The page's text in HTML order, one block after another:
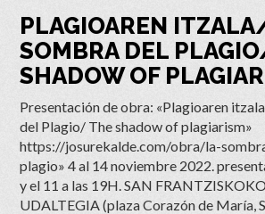
PLAGIOAREN
SOMBRA DEL
SHADOW OF
Presentación de obra: «Plagioaren
del Plagio/ The shadow of plagiarism»
https://josurekalde.com/obra/la-
plagio» 4 al 14 noviembre 2022.
y el 11 a las 19H. SAN
UDALTEGIA (plaza Corazón de María,